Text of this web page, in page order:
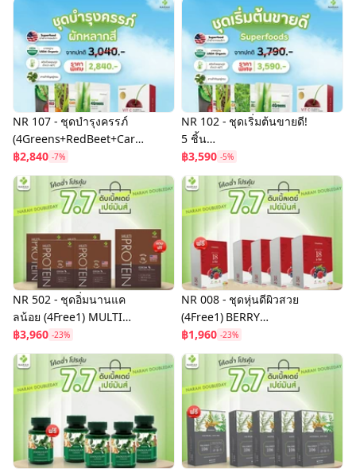
NR 107 - ชุดบำรุงครรภ์
(4Greens+RedBeet+Carr
ot+Vit C) ราคา 2,840 บาท
พร้อมของแถม
฿2,840 -7%
NR 102 - ชุดเริ่มต้นขายดี!
5 ชิ้น
(4Greens+RedBeet+Carr
ot+Alfalfa+Vit C) ราคา
3,590 บาท พร้อมของแถม
฿3,590 -5%
NR 502 - ชุดอิ่มนานแค
ลน้อย (4Free1) MULTI
PROTEIN รสโกโก้ ราคา
3,960 บาท พร้อมของแถม
฿3,960 -23%
NR 008 - ชุดหุ่นดีผิวสวย
(4Free1) BERRY
EIGHTEEN ราคา 1,960
บาท พร้อมของแถม
฿1,960 -23%